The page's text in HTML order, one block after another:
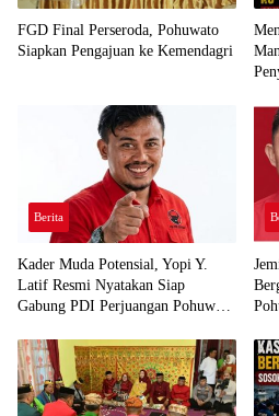
FGD Final Perseroda, Pohuwato
Siapkan Pengajuan ke Kemendagri
Berita
Kader Muda Potensial, Yopi Y.
Latif Resmi Nyatakan Siap
Gabung PDI Perjuangan Pohuwato